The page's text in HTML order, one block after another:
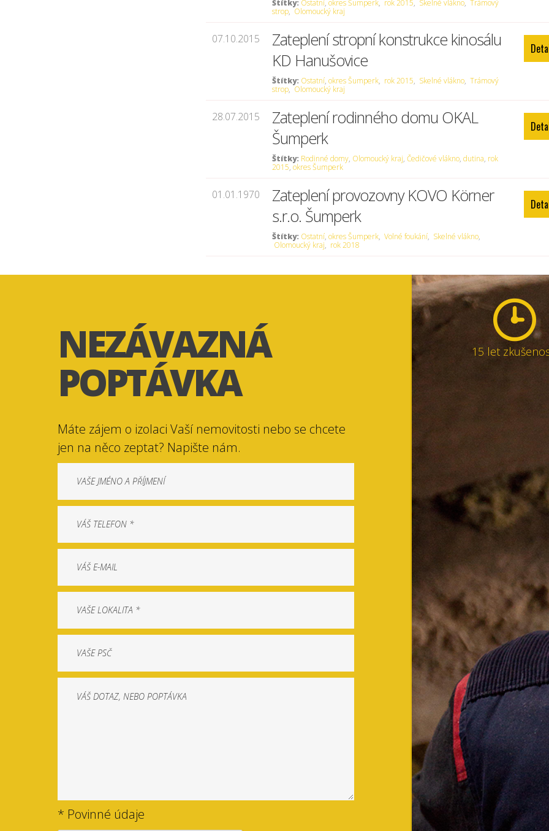
Štítky: Ostatní, okres Šumperk, rok 2015, Skelné vlákno, Trámový
strop, Olomoucký kraj
07.10.2015
Zateplení stropní konstrukce kinosálu
KD Hanušovice
Štítky: Ostatní, okres Šumperk, rok 2015, Skelné vlákno, Trámový
strop, Olomoucký kraj
28.07.2015
Zateplení rodinného domu OKAL
Šumperk
Štítky: Rodinné domy, Olomoucký kraj, Čedičové vlákno, dutina, rok
2015, okres Šumperk
01.01.1970
Zateplení provozovny KOVO Körner
s.r.o. Šumperk
Štítky: Ostatní, okres Šumperk, Volné foukání, Skelné vlákno,
Olomoucký kraj, rok 2018
NEZÁVAZNÁ
POPTÁVKA
Máte zájem o izolaci Vaší nemovitosti nebo se chcete
jen na něco zeptat? Napište nám.
* Povinné údaje
15 let